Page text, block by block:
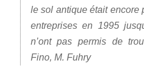
le sol antique était encore
entreprises en 1995
n’ont pas permis de
Fino, M. Fuhry